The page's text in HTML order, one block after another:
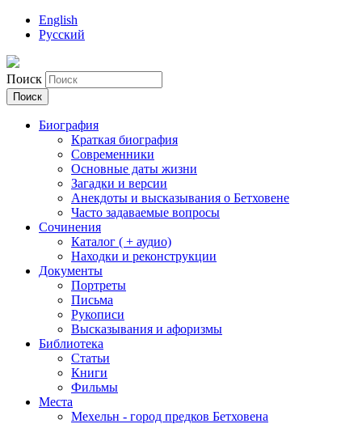
English
Русский
Поиск
Биография
Краткая биография
Современники
Основные даты жизни
Загадки и версии
Анекдоты и высказывания о Бетховене
Часто задаваемые вопросы
Сочинения
Каталог ( + аудио)
Находки и реконструкции
Документы
Портреты
Письма
Рукописи
Высказывания и афоризмы
Библиотека
Статьи
Книги
Фильмы
Места
Мехельн - город предков Бетховена